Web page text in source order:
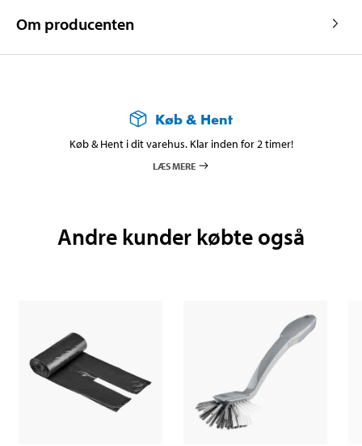
Om producenten
Køb & Hent
Køb & Hent i dit varehus. Klar inden for 2 timer!
LÆS MERE
Andre kunder købte også